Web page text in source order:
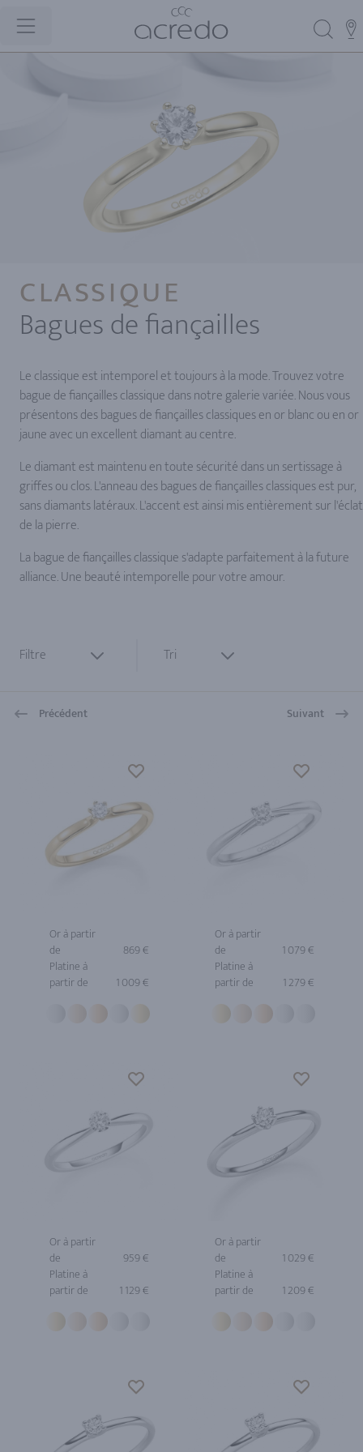
CLASSIQUE
Bagues de fiançailles
Le classique est intemporel et toujours à la mode. Trouvez votre
bague de fiançailles classique dans notre galerie variée. Nous vous
présentons des bagues de fiançailles classiques en or blanc ou en or
jaune avec un excellent diamant au centre.
Le diamant est maintenu en toute sécurité dans un sertissage à
griffes ou clos. L'anneau des bagues de fiançailles classiques est pur,
sans diamants latéraux. L'accent est ainsi mis entièrement sur l'éclat
de la pierre.
La bague de fiançailles classique s'adapte parfaitement à la future
alliance. Une beauté intemporelle pour votre amour.
Filtre Tri
Précédent Suivant
Or à partir
de
869 €
Platine à
partir de
1 009 €
Or à partir
de
1 079 €
Platine à
partir de
1 279 €
Or à partir
de
959 €
Platine à
partir de
1 129 €
Or à partir
de
1 029 €
Platine à
partir de
1 209 €